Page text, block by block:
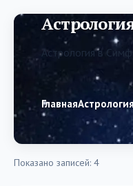
Астрология в
Главная
Показано записей: 4